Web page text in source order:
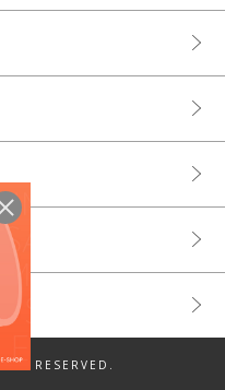
RESERVED.